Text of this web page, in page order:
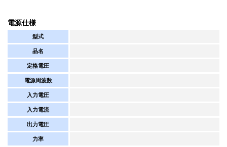
電源仕様
型式
品名
定格電圧
電源周波数
入力電圧
入力電流
出力電圧
力率